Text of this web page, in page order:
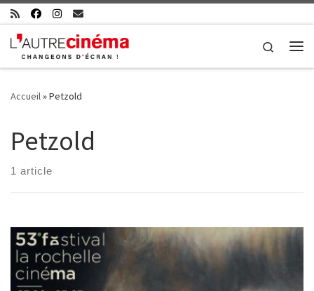
Skip to content
Search
Accueil»Petzold
Petzold
1 article